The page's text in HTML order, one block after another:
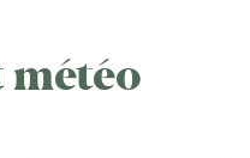
météo